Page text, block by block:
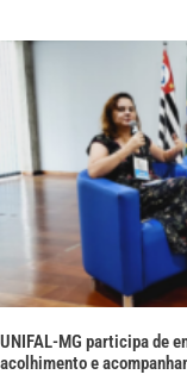
UNIFAL-MG participa de
acolhimento e